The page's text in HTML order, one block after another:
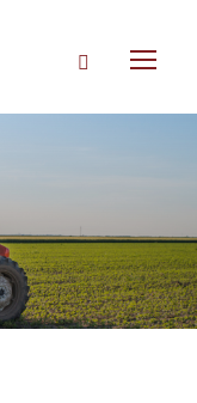
Rechercher